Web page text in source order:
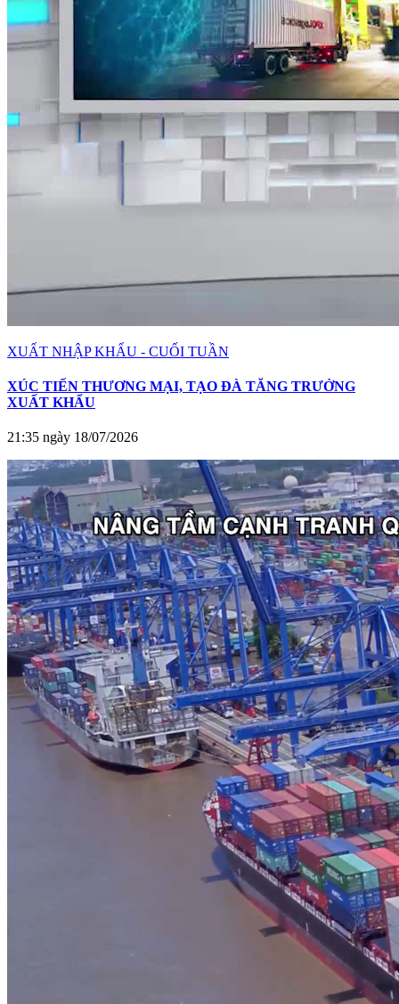
XUẤT NHẬP KHẨU - CUỐI TUẦN
XÚC TIẾN THƯƠNG MẠI, TẠO ĐÀ TĂNG TRƯỞNG
XUẤT KHẨU
21:35 ngày 18/07/2026